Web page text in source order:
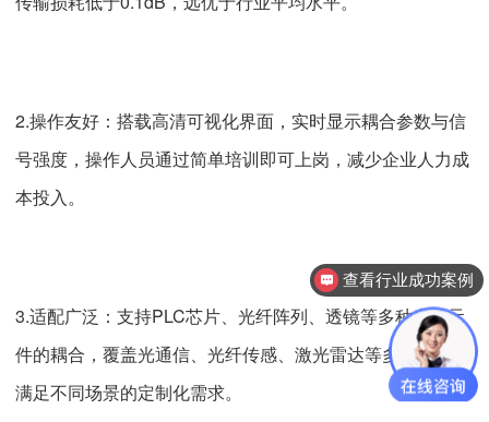
2.操作友好：搭载高清可视化界面，实时显示耦合参数与信
号强度，操作人员通过简单培训即可上岗，减少企业人力成
本投入。
3.适配广泛：支持PLC芯片、光纤阵列、透镜等多种光学元
件的耦合，覆盖光通信、光纤传感、激光雷达等多个领域，
满足不同场景的定制化需求。
查看行业成功案例